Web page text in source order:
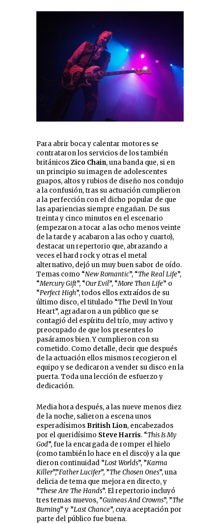
Para abrir boca y calentar motores se
contrataron los servicios de los también
británicosZico Chain, una banda que, si en
un principio su imagen de adolescentes
guapos, altos y rubios de diseño nos condujo
a la confusión, tras su actuación cumplieron
a la perfección con el dicho popular de que
las apariencias siempre engañan. De sus
treinta y cinco minutos en el escenario
(empezaron a tocar a las ocho menos veinte
de la tarde y acabaron a las ocho y cuarto),
destacar un repertorio que, abrazando a
veces el hard rock y otras el metal
alternativo, dejó un muy buen sabor de oído.
Temas como “New Romantic”, “The Real Life”,
“Mercury Gift”, “Our Evil”, “More Than Life” o
“Perfect High”, todos ellos extraídos de su
último disco, el titulado “The Devil In Your
Heart”, agradaron a un público que se
contagió del espíritu del trío, muy activo y
preocupado de que los presentes lo
pasáramos bien. Y cumplieron con su
cometido. Como detalle, decir que después
de la actuación ellos mismos recogieron el
equipo y se dedicaron a vender su disco en la
puerta. Toda una lección de esfuerzo y
dedicación.
Media hora después, a las nueve menos diez
de la noche, salieron a escena unos
esperadísimos British Lion, encabezados
por el queridísimo Steve Harris. “This Is My
God”, fue la encargada de romper el hielo
(como también lo hace en el disco) y a la que
dieron continuidad ”Lost Worlds”, ”Karma
Killer”,”Father Lucifer”, ”The Chosen Ones”, una
delicia de tema que mejora en directo, y
”These Are The Hands”. El repertorio incluyó
tres temas nuevos, ”Guineas And Crowns”, ”The
Burning” y ”Last Chance”, cuya aceptación por
parte del público fue buena.